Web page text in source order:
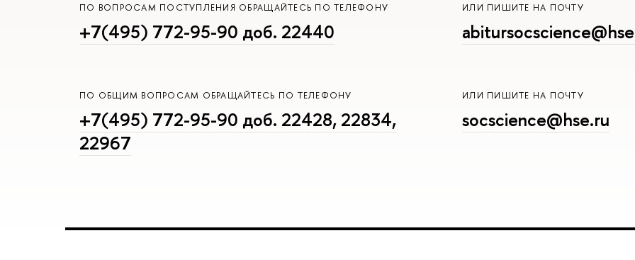
ПО ВОПРОСАМ ПОСТУПЛЕНИЯ ОБРАЩАЙТЕСЬ ПО ТЕЛЕФОНУ
+7(495) 772-95-90 доб. 22440
ИЛИ ПИШИТЕ НА ПОЧТУ
ПО ОБЩИМ ВОПРОСАМ ОБРАЩАЙТЕСЬ ПО ТЕЛЕФОНУ
+7(495) 772-95-90 доб. 22428, 22834,
22967
ИЛИ ПИШИТЕ НА ПОЧТУ
socscience@hse.ru